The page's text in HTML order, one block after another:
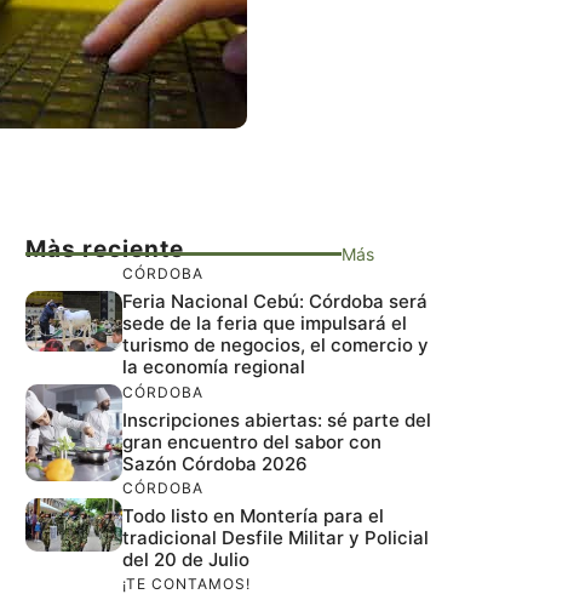
Màs reciente Más
CÓRDOBA
Feria Nacional Cebú: Córdoba será
sede de la feria que impulsará el
turismo de negocios, el comercio y
la economía regional
CÓRDOBA
Inscripciones abiertas: sé parte del
gran encuentro del sabor con
Sazón Córdoba 2026
CÓRDOBA
Todo listo en Montería para el
tradicional Desfile Militar y Policial
del 20 de Julio
¡TE CONTAMOS!